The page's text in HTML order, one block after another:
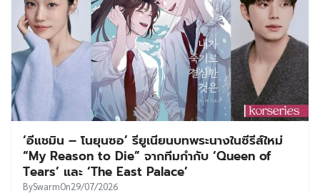
‘อีแชมิน – โนยุนซอ’ รียูเนียนบทพระนางในซีรีส์ใหม่
“My Reason to Die” จากทีมกำกับ ‘Queen of
Tears’ และ ‘The East Palace’
BySwarmOn29/07/2026